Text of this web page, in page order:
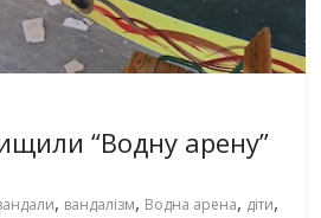
“Водну арену”
, вандалізм, Водна арена, діти,